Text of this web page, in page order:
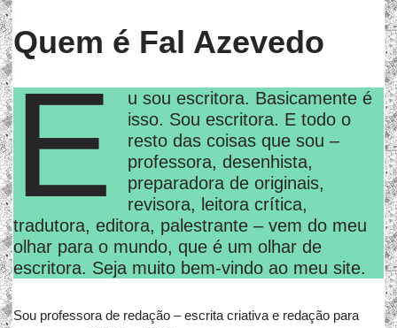
Quem é Fal Azevedo
E
u sou escritora. Basicamente é
isso. Sou escritora. E todo o
resto das coisas que sou –
professora, desenhista,
preparadora de originais,
revisora, leitora crítica,
tradutora, editora, palestrante – vem do meu
olhar para o mundo, que é um olhar de
escritora. Seja muito bem-vindo ao meu site.
Sou professora de redação – escrita criativa e redação para